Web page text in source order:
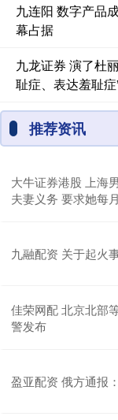
九连阳 数字产品
幕占据
九龙证券 演了杜
耻症、表达羞耻症
推荐资讯
大牛证券港股 上海
夫妻义务 要求她每
九融配资 关于起火
佳荣网配 北京北部
警发布
盈亚配资 俄方通报